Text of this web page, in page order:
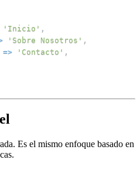
'Inicio' ,
'Sobre Nosotros' ,
=> 'Contacto' ,
Es el mismo enfoque basado en